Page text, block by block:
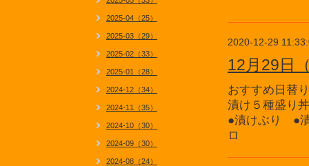
2020-12-29
12月29日
おすすめ日替
漬け５種盛り丼
●漬けぶり ●
ロ
2025-04（25）
2025-03（29）
2025-02（33）
2025-01（28）
2024-12（34）
2024-11（35）
2024-10（30）
2024-09（30）
2024-08（24）